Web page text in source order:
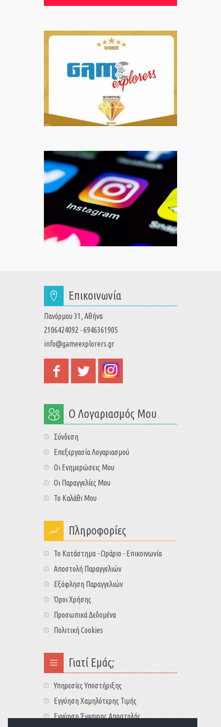
Επικοινωνία
Πανόρμου 31, Αθήνα
2106424092 - 6946361905
info@gameexplorers.gr
Ο Λογαριασμός Μου
Σύνδεση
Επεξεργασία Λογαριασμού
Οι Ενημερώσεις Μου
Οι Παραγγελίες Μου
Το Καλάθι Μου
Πληροφορίες
Το Κατάστημα - Ωράριο - Επικοινωνία
Αποστολή Παραγγελιών
Εξόφληση Παραγγελιών
Όροι Χρήσης
Προσωπικά Δεδομένα
Πολιτική Cookies
Γιατί Εμάς;
Υπηρεσίες Υποστήριξης
Εγγύηση Χαμηλότερης Τιμής
Εγγύηση Έγκαιρης Αποστολής